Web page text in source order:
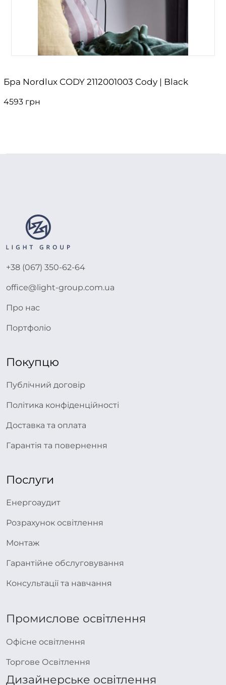
Бра Nordlux CODY 2112001003 Cody | Black
4593 грн
+38 (067) 350-62-64
office@light-group.com.ua
Про нас
Портфоліо
Покупцю
Публічний договір
Політика конфіденційності
Доставка та оплата
Гарантія та повернення
Послуги
Енергоаудит
Розрахунок освітлення
Монтаж
Гарантійне обслуговування
Консультації та навчання
Промислове освітлення
Офісне освітлення
Торгове Освітлення
Дизайнерське освітлення